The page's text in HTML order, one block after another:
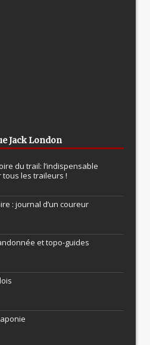
Jack London
du trail: l’indispensable
les traileurs !
: journal d’un coureur
et topo-guides